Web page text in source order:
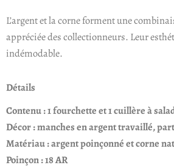
L’argent et la corne forment une
appréciée des collectionneurs. Leur
indémodable.
Détails
Contenu : 1 fourchette et 1 cuillère à
Décor : manches en argent travaillé,
Matériau : argent poinçonné et corne
Poinçon : 18 AR